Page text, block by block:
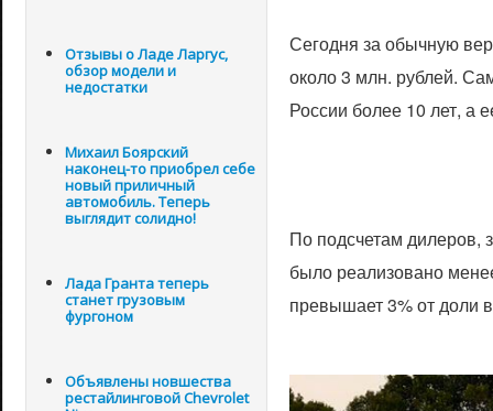
Отзывы о Ладе Ларгус,
обзор модели и
недостатки
Михаил Боярский
наконец-то приобрел себе
новый приличный
автомобиль. Теперь
выглядит солидно!
Лада Гранта теперь
станет грузовым
фургоном
Объявлены новшества
рестайлинговой Chevrolet
Сегодня за обычную
около 3 млн. рублей.
России более 10 лет, а
По подсчетам дилеров,
было реализовано
превышает 3% от доли